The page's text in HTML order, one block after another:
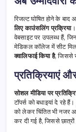
रिजल्ट घोषित होने के
लिए काउंसलिंग प्रक्रिया।
वेबसाइट पर उपलब्ध हैं,
मेडिकल कॉलेज में सीट
क्वालिफाई किया है, जिससे
प्रतिक्रियाएं
सोशल मीडिया पर
टॉपर्स को बधाइयां दे रहे
को लेकर चिंतित भी नजर
कर दी गई है, जिससे